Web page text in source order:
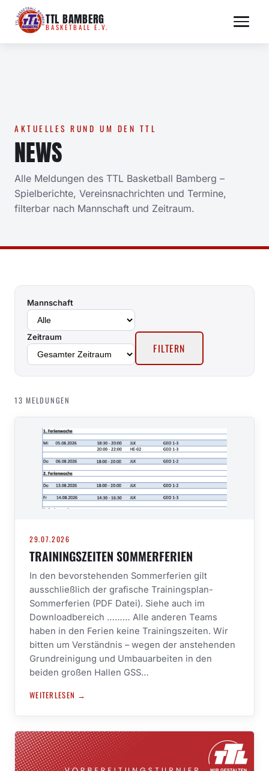
Inhalt
springen
TTL BAMBERG
BASKETBALL E.V.
AKTUELLES RUND UM DEN TTL
NEWS
Alle Meldungen des TTL Basketball Bamberg –
Spielberichte, Vereinsnachrichten und Termine,
filterbar nach Mannschaft und Zeitraum.
Mannschaft
Zeitraum
FILTERN
13 MELDUNGEN
29.07.2026
TRAININGSZEITEN SOMMERFERIEN
In den bevorstehenden Sommerferien gilt
ausschließlich der grafische Trainingsplan-
Sommerferien (PDF Datei). Siehe auch im
Downloadbereich ……… Alle anderen Teams
haben in den Ferien keine Trainingszeiten. Wir
bitten um Verständnis – wegen der anstehenden
Grundreinigung und Umbauarbeiten in den
beiden großen Hallen GSS…
WEITERLESEN →